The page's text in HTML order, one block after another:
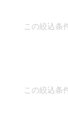
この絞込条
この絞込条